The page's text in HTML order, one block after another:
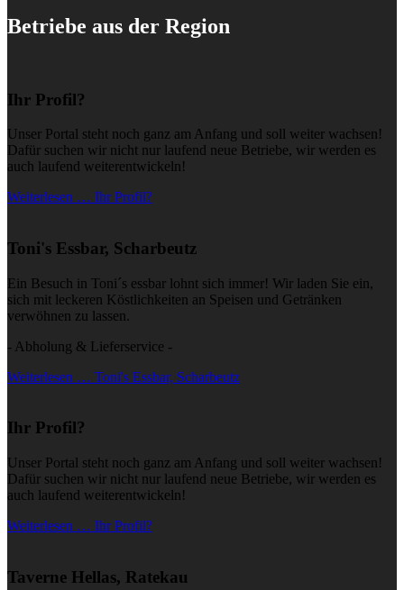
Betriebe aus der Region
Ihr Profil?
Unser Portal steht noch ganz am Anfang und soll weiter wachsen!
Dafür suchen wir nicht nur laufend neue Betriebe, wir werden es
auch laufend weiterentwickeln!
Weiterlesen … Ihr Profil?
Toni's Essbar, Scharbeutz
Ein Besuch in Toni´s essbar lohnt sich immer! Wir laden Sie ein,
sich mit leckeren Köstlichkeiten an Speisen und Getränken
verwöhnen zu lassen.
- Abholung & Lieferservice -
Weiterlesen … Toni's Essbar, Scharbeutz
Ihr Profil?
Unser Portal steht noch ganz am Anfang und soll weiter wachsen!
Dafür suchen wir nicht nur laufend neue Betriebe, wir werden es
auch laufend weiterentwickeln!
Weiterlesen … Ihr Profil?
Taverne Hellas, Ratekau